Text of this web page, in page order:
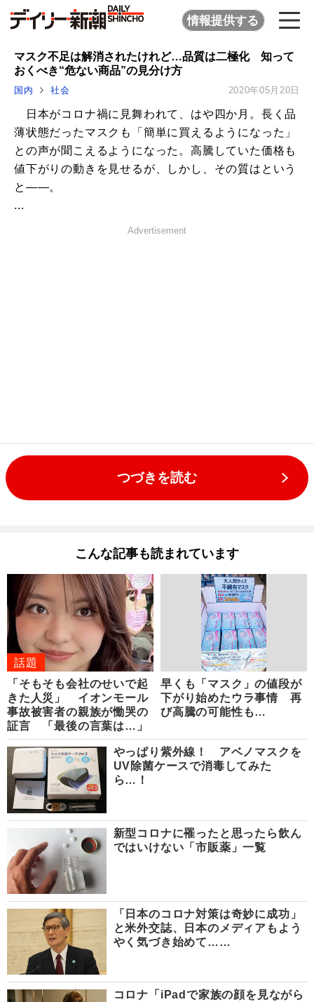
情報提供する
マスク不足は解消されたけれど…品質は二極化 知って
おくべき“危ない商品”の見分け方
国内 社会 2020年05月20日
日本がコロナ禍に見舞われて、はや四か月。長く品
薄状態だったマスクも「簡単に買えるようになった」
との声が聞こえるようになった。高騰していた価格も
値下がりの動きを見せるが、しかし、その質はという
と――。
...
Advertisement
つづきを読む
こんな記事も読まれています
話題
「そもそも会社のせいで起
きた人災」 イオンモール
事故被害者の親族が慟哭の
証言 「最後の言葉は…」
早くも「マスク」の値段が
下がり始めたウラ事情 再
び高騰の可能性も…
やっぱり紫外線！ アベノマスクを
UV除菌ケースで消毒してみた
ら…！
新型コロナに罹ったと思ったら飲ん
ではいけない「市販薬」一覧
「日本のコロナ対策は奇妙に成功」
と米外交誌、日本のメディアもよう
やく気づき始めて……
コロナ「iPadで家族の顔を見ながら